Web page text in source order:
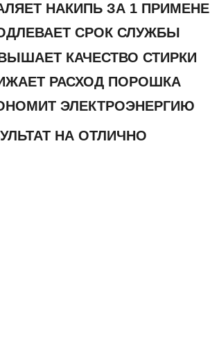
НАКИПЬ ЗА 1
СРОК СЛУЖБЫ
КАЧЕСТВО СТИРКИ
РАСХОД ПОРОШКА
ЭЛЕКТРОЭНЕРГИЮ
НА ОТЛИЧНО